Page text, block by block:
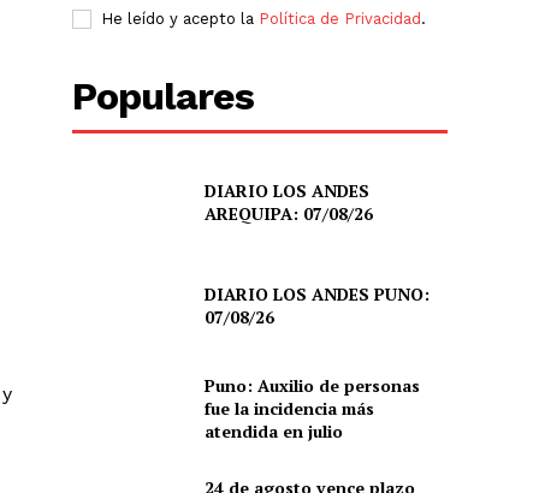
He leído y acepto la Política de Privacidad .
Populares
DIARIO LOS ANDES
AREQUIPA: 07/08/26
DIARIO LOS ANDES PUNO:
07/08/26
Puno: Auxilio de personas
fue la incidencia más
atendida en julio
24 de agosto vence plazo